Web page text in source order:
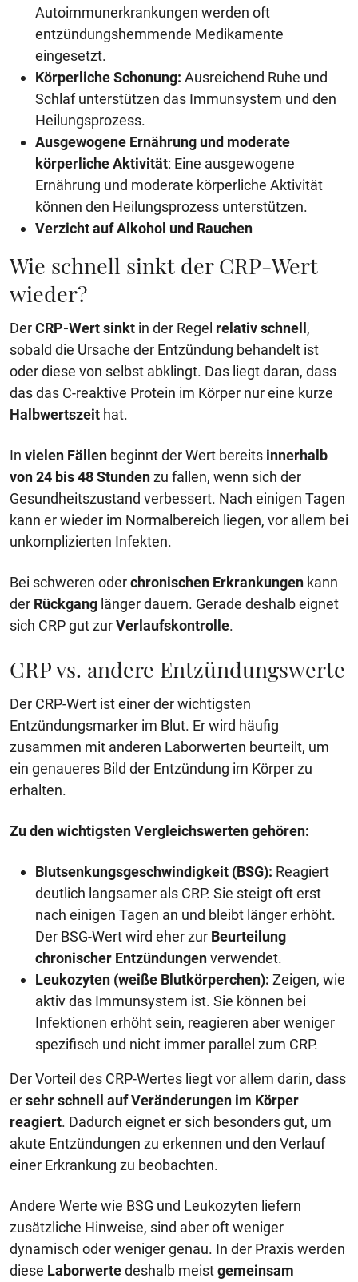
Autoimmunerkrankungen werden oft
entzündungshemmende Medikamente
eingesetzt.
Körperliche Schonung: Ausreichend Ruhe und
Schlaf unterstützen das Immunsystem und den
Heilungsprozess.
Ausgewogene Ernährung und moderate
körperliche Aktivität: Eine ausgewogene
Ernährung und moderate körperliche Aktivität
können den Heilungsprozess unterstützen.
Verzicht auf Alkohol und Rauchen
Wie schnell sinkt der CRP-Wert
wieder?
DerCRP-Wertsinkt in der Regel relativ schnell ,
sobald die Ursache der Entzündung behandelt ist
oder diese von selbst abklingt. Das liegt daran, dass
das das C-reaktive Protein im Körper nur eine kurze
Halbwertszeit hat.
In vielen Fällen beginnt der Wert bereits innerhalb
von 24 bis 48 Stundenzu fallen, wenn sich der
Gesundheitszustand verbessert. Nach einigen Tagen
kann er wieder im Normalbereich liegen, vor allem bei
unkomplizierten Infekten.
Bei schweren oderchronischen Erkrankungen kann
der Rückgang länger dauern. Gerade deshalb eignet
sich CRP gut zurVerlaufskontrolle.
CRP vs. andere Entzündungswerte
Der CRP-Wert ist einer der wichtigsten
Entzündungsmarker im Blut. Er wird häufig
zusammen mit anderen Laborwerten beurteilt, um
ein genaueres Bild der Entzündung im Körper zu
erhalten.
Zu den wichtigsten Vergleichswerten gehören:
Blutsenkungsgeschwindigkeit (BSG): Reagiert
deutlich langsamer als CRP. Sie steigt oft erst
nach einigen Tagen an und bleibt länger erhöht.
Der BSG-Wert wird eher zur Beurteilung
chronischer Entzündungenverwendet.
Leukozyten (weiße Blutkörperchen): Zeigen, wie
aktiv das Immunsystem ist. Sie können bei
Infektionen erhöht sein, reagieren aber weniger
spezifisch und nicht immer parallel zum CRP.
Der Vorteil des CRP-Wertes liegt vor allem darin, dass
ersehr schnell auf Veränderungen im Körper
reagiert. Dadurch eignet er sich besonders gut, um
akute Entzündungen zu erkennen und den Verlauf
einer Erkrankung zu beobachten.
Andere Werte wie BSG und Leukozyten liefern
zusätzliche Hinweise, sind aber oft weniger
dynamisch oder weniger genau. In der Praxis werden
diese Laborwertedeshalb meistgemeinsam